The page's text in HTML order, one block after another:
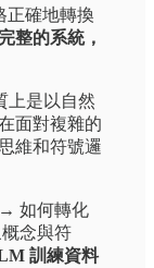
正確地轉換
整的系統，
上是以自然
面對複雜的
維和符號邏
→ 如何轉化
念與符
訓練資料